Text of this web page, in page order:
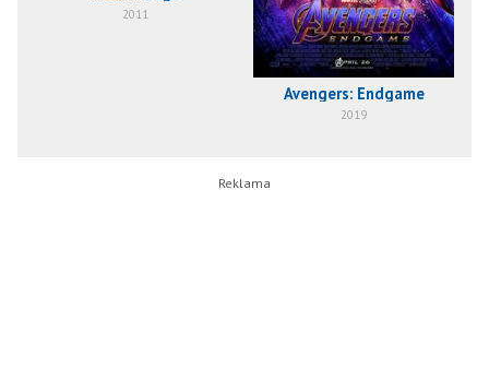
2011
Avengers: Endgame
2019